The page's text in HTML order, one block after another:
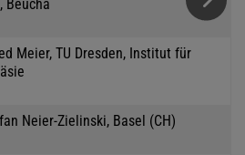
Beucha
Meier, TU Dresden, Institut für
Neier-Zielinski, Basel (CH)